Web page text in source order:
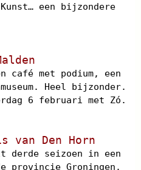
een bijzondere
café met podium, een
Heel bijzonder.
6 februari met Zó.
van Den Horn
derde seizoen in een
provincie Groningen.